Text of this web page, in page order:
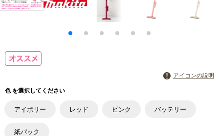
アイコンの説明
色 を選択してください
アイボリー レッド ピンク バッテリー
紙パック